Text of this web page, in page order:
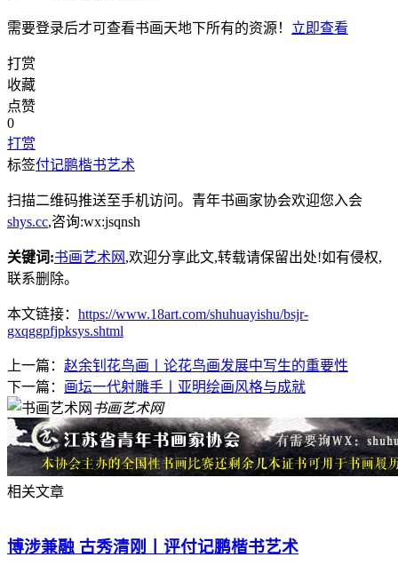
需要登录后才可查看书画天地下所有的资源！ 立即查看
打赏
收藏
点赞
0
打赏
标签付记鹏楷书艺术
扫描二维码推送至手机访问。青年书画家协会欢迎您入会
shys.cc,咨询:wx:jsqnsh
关键词:书画艺术网 ,欢迎分享此文,转载请保留出处!如有侵权,
联系删除。
本文链接： https://www.18art.com/shuhuayishu/bsjr-
gxqggpfjpksys.shtml
上一篇： 赵余钊花鸟画丨论花鸟画发展中写生的重要性
下一篇： 画坛一代射雕手丨亚明绘画风格与成就
书画艺术网
相关文章
博涉兼融 古秀清刚丨评付记鹏楷书艺术